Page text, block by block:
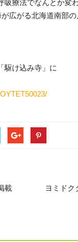
療法でなんとか変
広がる北海道南部
駆け込み寺」に
載
ヨミドク